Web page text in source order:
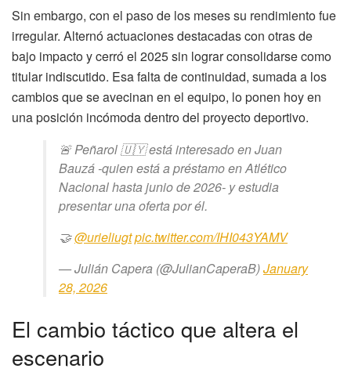
Sin embargo, con el paso de los meses su rendimiento fue
irregular. Alternó actuaciones destacadas con otras de
bajo impacto y cerró el 2025 sin lograr consolidarse como
titular indiscutido. Esa falta de continuidad, sumada a los
cambios que se avecinan en el equipo, lo ponen hoy en
una posición incómoda dentro del proyecto deportivo.
🚨 Peñarol 🇺🇾 está interesado en Juan
Bauzá -quien está a préstamo en Atlético
Nacional hasta junio de 2026- y estudia
presentar una oferta por él.
🤝@urieliugtpic.twitter.com/IHI043YAMV
— Julián Capera (@JulianCaperaB)January
28, 2026
El cambio táctico que altera el
escenario